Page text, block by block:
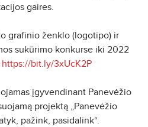
gaires.
grafinio ženklo (logotipo) ir
sukūrimo konkurse iki 2022
https://bit.ly/3xUcK2P
įgyvendinant Panevėžio
projektą „Panevėžio
pažink, pasidalink“.